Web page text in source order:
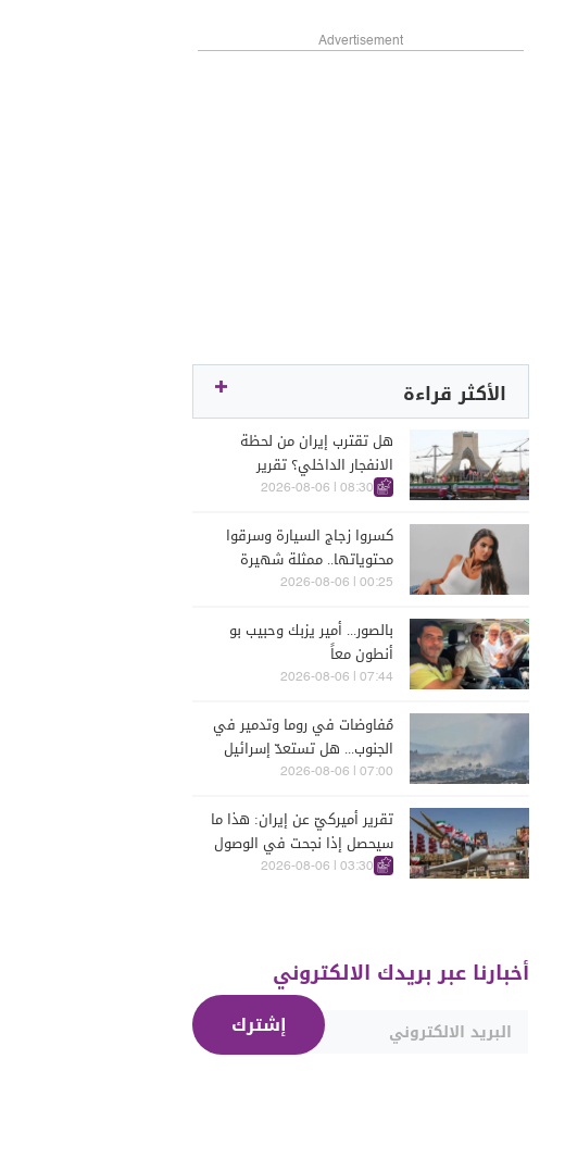
Advertisement
الأكثر قراءة
هل تقترب إيران من لحظة
الانفجار الداخلي؟ تقرير
اسرائيلي يكشف الكواليس
08:30 | 2026-08-06
كسروا زجاج السيارة وسرقوا
محتوياتها.. ممثلة شهيرة
تتعرّض للسرقة في الرملة
00:25 | 2026-08-06
بالصور... أمير يزبك وحبيب بو
أنطون معاً
07:44 | 2026-08-06
مُفاوضات في روما وتدمير في
الجنوب... هل تستعدّ إسرائيل
للحرب؟
07:00 | 2026-08-06
تقرير أميركيّ عن إيران: هذا ما
سيحصل إذا نجحت في الوصول
إلى هذه الدولة الآسيويّة
03:30 | 2026-08-06
أخبارنا عبر بريدك الالكتروني
إشترك